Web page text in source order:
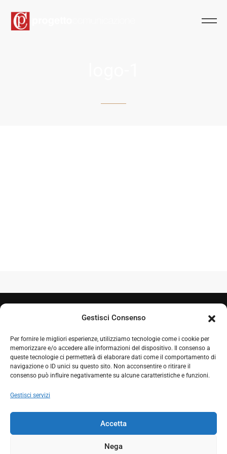
Gestisci Consenso
Per fornire le migliori esperienze, utilizziamo tecnologie come i cookie per
memorizzare e/o accedere alle informazioni del dispositivo. Il consenso a
queste tecnologie ci permetterà di elaborare dati come il comportamento di
navigazione o ID unici su questo sito. Non acconsentire o ritirare il
consenso può influire negativamente su alcune caratteristiche e funzioni.
Gestisci servizi
Accetta
Nega
+39 050 7212995